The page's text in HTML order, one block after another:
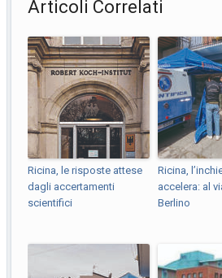
Articoli Correlati
Ricina, le risposte attese
dagli accertamenti
scientifici
Ricina,
accelera: al
Berlino